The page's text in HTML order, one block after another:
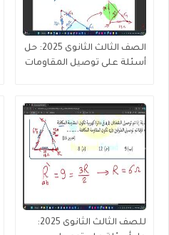
الصف الثالث الثانوى 2025: حل
أسئلة على توصيل المقاومات
للصف الثالث الثانوى 2025: